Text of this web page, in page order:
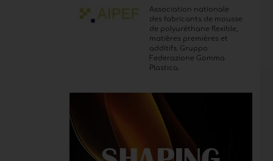
Association nationale
des fabricants de mousse
de polyuréthane flexible,
matières premières et
additifs. Gruppo
Federazione Gomma
Plastica.